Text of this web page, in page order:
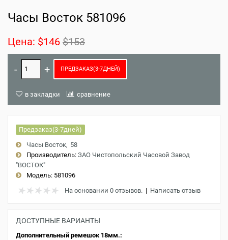
Часы Восток 581096
Цена: $146 $153
ПРЕДЗАКАЗ(3-7ДНЕЙ)
в закладки сравнение
Предзаказ(3-7дней)
Часы Восток 58
Производитель: ЗАО Чистопольский Часовой Завод
"ВОСТОК"
Модель: 581096
На основании 0 отзывов. | Написать отзыв
ДОСТУПНЫЕ ВАРИАНТЫ
Дополнительный ремешок 18мм.: